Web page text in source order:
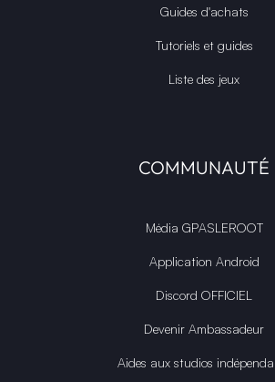
Guides d'achats
Tutoriels et guides
Liste des jeux
COMMUNAUTÉ
Média GPASLEROOT
Application Android
Discord OFFICIEL
Devenir Ambassadeur
Aides aux studios